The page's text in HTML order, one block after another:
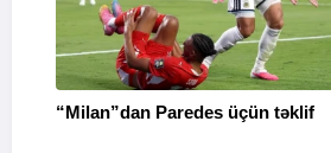
“Milan”dan Paredes üçün təklif